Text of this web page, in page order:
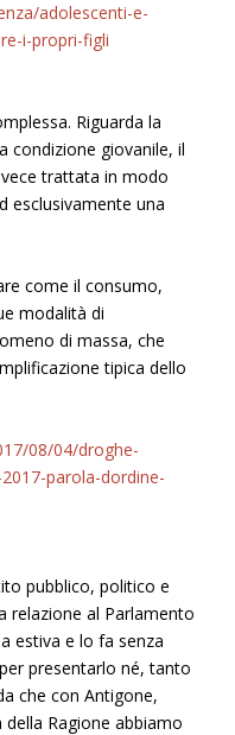
adolescenti-e-
i-propri-figli
Riguarda la
condizione giovanile, il
trattata in modo
esclusivamente una
come il consumo,
modalità di
di massa, che
tipica dello
08/04/droghe-
parola-dordine-
pubblico, politico e
relazione al Parlamento
estiva e lo fa senza
presentarlo né, tanto
che con Antigone,
Ragione abbiamo